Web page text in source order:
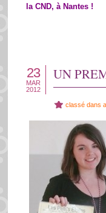
la CND, à Nantes !
UN
23
MAR
2012
classé dans